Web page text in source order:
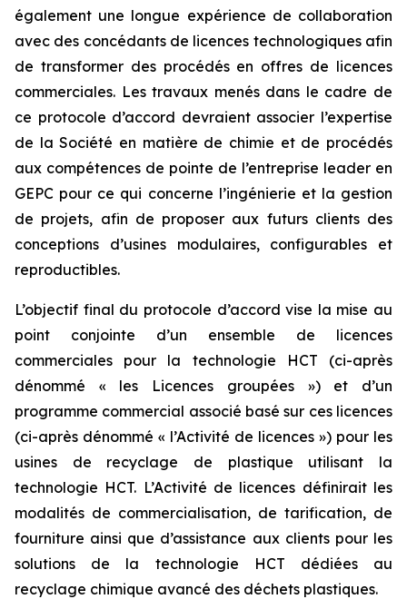
également une longue expérience de collaboration
avec des concédants de licences technologiques afin
de transformer des procédés en offres de licences
commerciales. Les travaux menés dans le cadre de
ce protocole d’accord devraient associer l’expertise
de la Société en matière de chimie et de procédés
aux compétences de pointe de l’entreprise leader en
GEPC pour ce qui concerne l’ingénierie et la gestion
de projets, afin de proposer aux futurs clients des
conceptions d’usines modulaires, configurables et
reproductibles.
L’objectif final du protocole d’accord vise la mise au
point conjointe d’un ensemble de licences
commerciales pour la technologie HCT (ci-après
dénommé « les Licences groupées ») et d’un
programme commercial associé basé sur ces licences
(ci-après dénommé « l’Activité de licences ») pour les
usines de recyclage de plastique utilisant la
technologie HCT. L’Activité de licences définirait les
modalités de commercialisation, de tarification, de
fourniture ainsi que d’assistance aux clients pour les
solutions de la technologie HCT dédiées au
recyclage chimique avancé des déchets plastiques.